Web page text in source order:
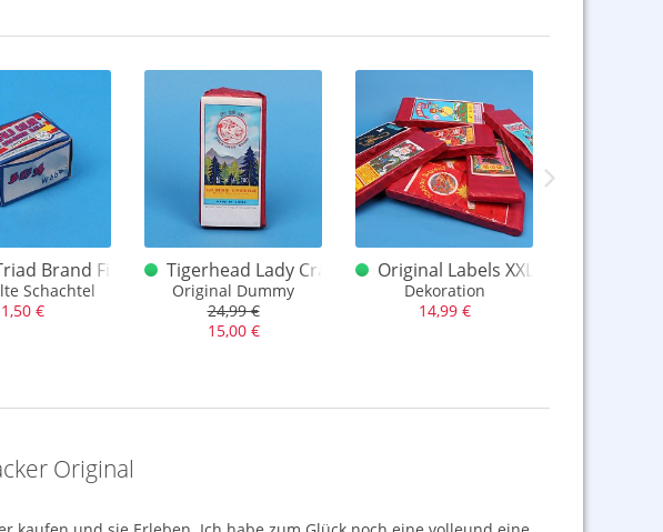
Brand Fivefold Cracker Ball Schachtel leer
Schachtel
1,50 €
Tigerhead Lady Cracker 700 Original Dummy
Original Dummy
24,99 €
15,00 €
Original Labels XXL Deko
Dekoration
14,99 €
Original